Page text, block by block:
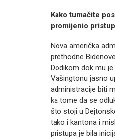
Kako tumačite
promijenio
Nova američka
prethodne
Dodikom dok mu
Vašingtonu jasno
administracije biti
ka tome da se
što stoji u
tako i kantona i
pristupa je bila